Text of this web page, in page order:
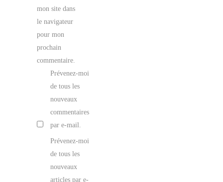
mon site dans
le navigateur
pour mon
prochain
commentaire.
Prévenez-moi
de tous les
nouveaux
commentaires
par e-mail.
Prévenez-moi
de tous les
nouveaux
articles par e-